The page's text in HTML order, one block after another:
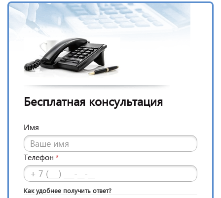
Бесплатная консультация
Имя
Телефон *
Как удобнее получить ответ?